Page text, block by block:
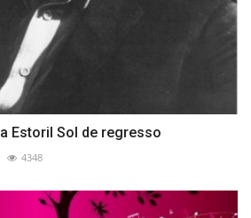
Estoril Sol de regresso
4348